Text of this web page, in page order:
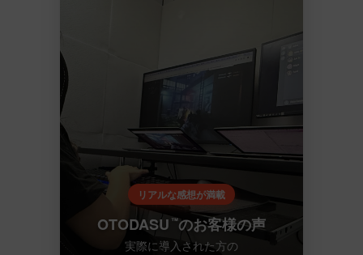
リアルな感想が満載
OTODASU ™のお客様の声
実際に導入された方の